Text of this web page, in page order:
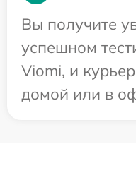
Вы получите
успешном
Viomi, и
домой или в